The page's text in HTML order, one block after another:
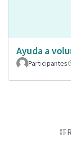
Ayuda a
Participantes